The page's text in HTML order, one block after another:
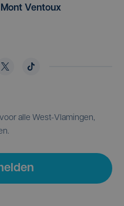
Mont Ventoux
alle West-Vlamingen,